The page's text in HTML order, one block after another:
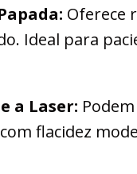
Oferece
Ideal para
a Laser:
flacidez